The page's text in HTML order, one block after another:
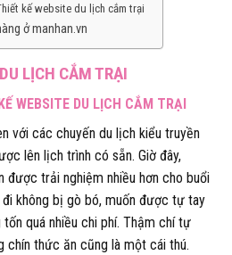
kế website du lịch cắm trại
ở manhan.vn
LỊCH CẮM TRẠI
WEBSITE DU LỊCH CẮM TRẠI
với các chuyến du lịch kiểu truyền
lên lịch trình có sẵn. Giờ đây,
được trải nghiệm nhiều hơn cho buổi
không bị gò bó, muốn được tự tay
quá nhiều chi phí. Thậm chí tự
chín thức ăn cũng là một cái thú.